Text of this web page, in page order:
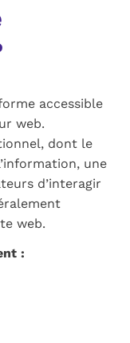
accessible
web.
dont le
une
d’interagir
web.
: